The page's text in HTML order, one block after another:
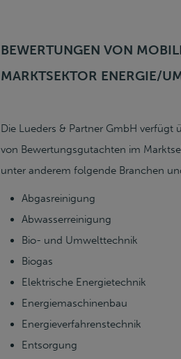
BEWERTUNGEN VON
MARKTSEKTOR ENERGIE/
Die Lueders & Partner GmbH verfügt
von Bewertungsgutachten im
unter anderem folgende Branchen
Abgasreinigung
Abwasserreinigung
Bio- und Umwelttechnik
Biogas
Elektrische Energietechnik
Energiemaschinenbau
Energieverfahrenstechnik
Entsorgung